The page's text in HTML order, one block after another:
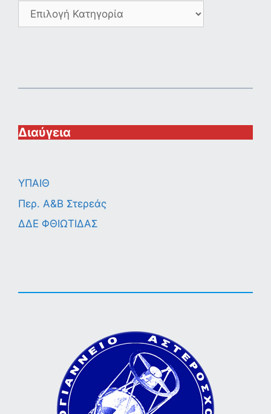
Διαύγεια
ΥΠΑΙΘ
Περ. A&B Στερεάς
ΔΔΕ ΦΘΙΩΤΙΔΑΣ